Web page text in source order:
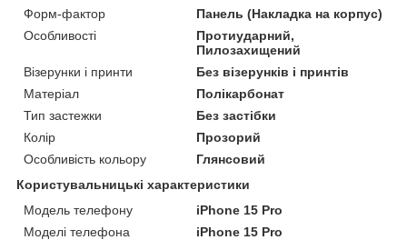
Форм-фактор
Панель (Накладка на корпус)
Особливості
Протиударний,
Пилозахищений
Візерунки і принти
Без візерунків і принтів
Матеріал
Полікарбонат
Тип застежки
Без застібки
Колір
Прозорий
Особливість кольору
Глянсовий
Користувальницькі характеристики
Модель телефону
iPhone 15 Pro
Моделі телефона
iPhone 15 Pro